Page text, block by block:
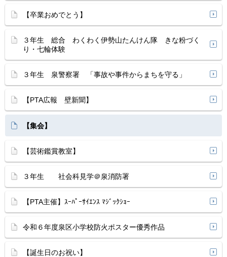
【卒業おめでとう】
３年生 総合 わくわく伊勢山たんけん隊 きな粉づく
り・七輪体験
３年生 泉警察署 「事故や事件からまちを守る」
【PTA広報 壁新聞】
【集会】
【芸術鑑賞教室】
３年生 社会科見学＠泉消防署
【PTA主催】ｽｰﾊﾟｰｻｲｴﾝｽ ﾏｼﾞｯｸｼｮｰ
令和６年度泉区小学校防火ポスター優秀作品
【誕生日のお祝い】